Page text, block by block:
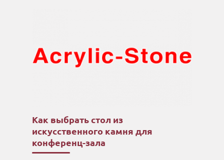
Как выбрать стол из
искусственного камня для
конференц-зала